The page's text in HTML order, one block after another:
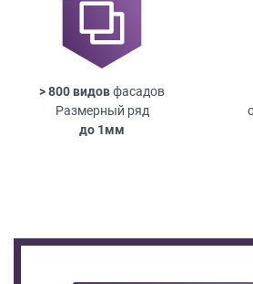
> 800 видовфасадов
Размерный ряд
до 1мм